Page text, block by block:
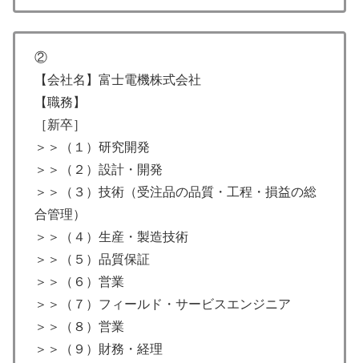
②
【会社名】富士電機株式会社
【職務】
［新卒］
＞＞（１）研究開発
＞＞（２）設計・開発
＞＞（３）技術（受注品の品質・工程・損益の総
合管理）
＞＞（４）生産・製造技術
＞＞（５）品質保証
＞＞（６）営業
＞＞（７）フィールド・サービスエンジニア
＞＞（８）営業
＞＞（９）財務・経理